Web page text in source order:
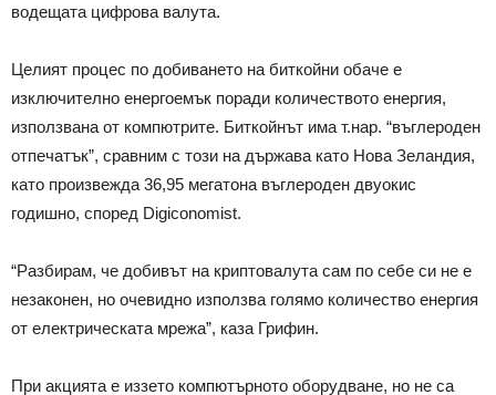
водещата цифрова валута.
Целият процес по добиването на биткойни обаче е
изключително енергоемък поради количеството енергия,
използвана от компютрите. Биткойнът има т.нар. “въглероден
отпечатък”, сравним с този на държава като Нова Зеландия,
като произвежда 36,95 мегатона въглероден двуокис
годишно, според Digiconomist.
“Разбирам, че добивът на криптовалута сам по себе си не е
незаконен, но очевидно използва голямо количество енергия
от електрическата мрежа”, каза Грифин.
При акцията е иззето компютърното оборудване, но не са